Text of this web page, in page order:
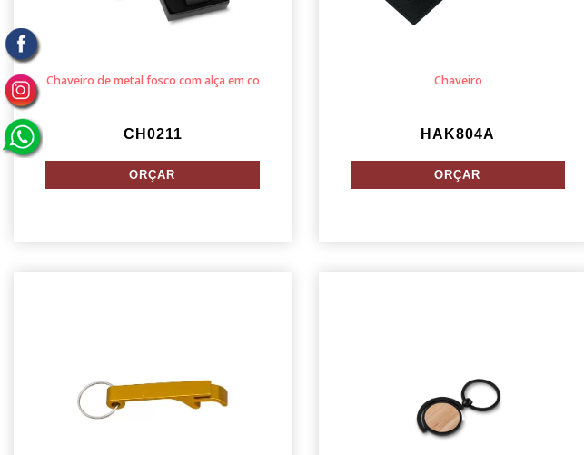
Chaveiro de metal fosco com alça em co
CH0211
Chaveiro
HAK804A